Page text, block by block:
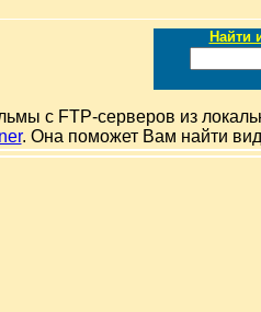
Найти
с FTP-серверов из
. Она поможет Вам найти